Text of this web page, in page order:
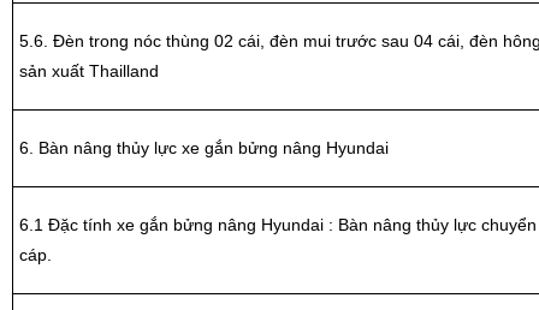
5.6. Đèn trong nóc thùng 02 cái, đèn mui trước sau 04 cái, đèn
sản xuất Thailland
6. Bàn nâng thủy lực xe gắn bửng nâng Hyundai
6.1 Đặc tính xe gắn bửng nâng Hyundai : Bàn nâng thủy lực
cáp.